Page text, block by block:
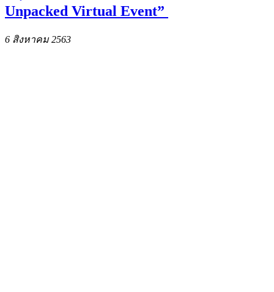
Unpacked Virtual Event”
6 สิงหาคม 2563